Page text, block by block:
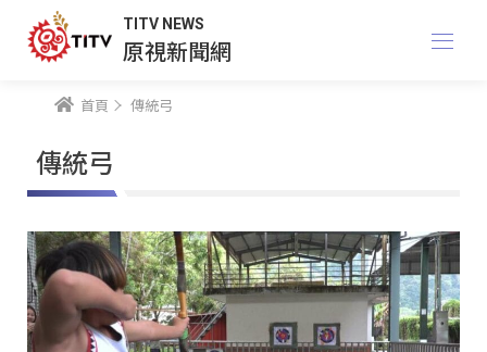
TITV NEWS
原視新聞網
首頁 傳統弓
傳統弓